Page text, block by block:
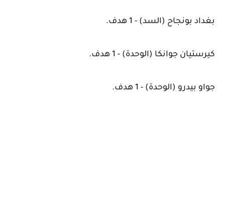
بغداد بونجاح (السد) - 1 هدف.
كيرستيان جوانكا (الوحدة) - 1 هدف.
جواو بيدرو (الوحدة) - 1 هدف.